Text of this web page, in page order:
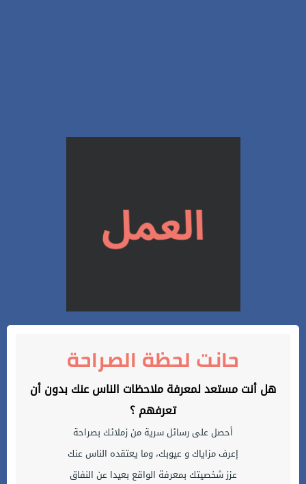
حانت لحظة الصراحة
هل أنت مستعد لمعرفة ملاحظات الناس عنك بدون أن
تعرفهم ؟
أحصل على رسائل سرية من زملائك بصراحة
إعرف مزاياك و عيوبك، وما يعتقده الناس عنك
عزز شخصيتك بمعرفة الواقع بعيدا عن النفاق